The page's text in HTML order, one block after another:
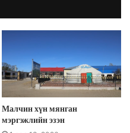
Малчин хүн мянган
мэргэжлийн эзэн